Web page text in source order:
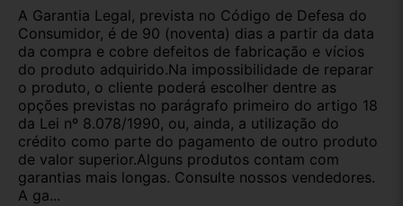
A Garantia Legal, prevista no Código de Defesa do
Consumidor, é de 90 (noventa) dias a partir da data
da compra e cobre defeitos de fabricação e vícios
do produto adquirido.Na impossibilidade de reparar
o produto, o cliente poderá escolher dentre as
opções previstas no parágrafo primeiro do artigo 18
da Lei nº 8.078/1990, ou, ainda, a utilização do
crédito como parte do pagamento de outro produto
de valor superior.Alguns produtos contam com
garantias mais longas. Consulte nossos vendedores.
A ga...